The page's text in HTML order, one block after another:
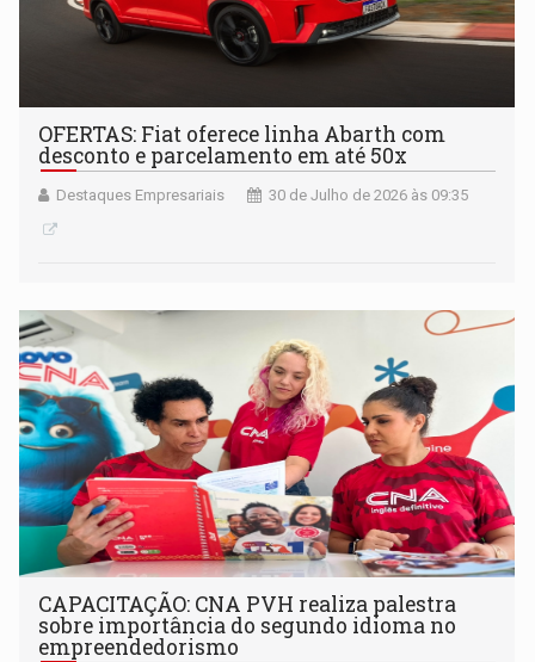
OFERTAS: Fiat oferece linha Abarth com
desconto e parcelamento em até 50x
Destaques Empresariais 30 de Julho de 2026 às 09:35
CAPACITAÇÃO: CNA PVH realiza palestra
sobre importância do segundo idioma no
empreendedorismo